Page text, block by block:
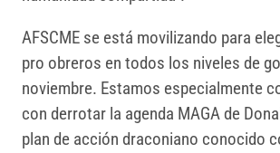
AFSCME se está movilizando para
pro obreros en todos los niveles de
noviembre. Estamos especialmente
con derrotar la agenda MAGA de
plan de acción draconiano conocido